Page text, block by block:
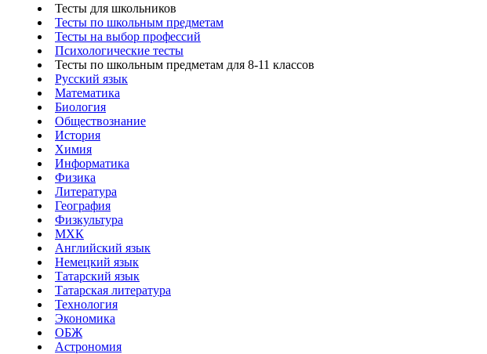
Тесты для школьников
Тесты по школьным предметам
Тесты на выбор профессий
Психологические тесты
Тесты по школьным предметам для 8-11 классов
Русский язык
Математика
Биология
Обществознание
История
Химия
Информатика
Физика
Литература
География
Физкультура
МХК
Английский язык
Немецкий язык
Татарский язык
Татарская литература
Технология
Экономика
ОБЖ
Астрономия